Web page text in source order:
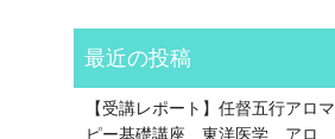
【受講レポート】任督五行アロマ
ピー基礎講座 東洋医学、アロ